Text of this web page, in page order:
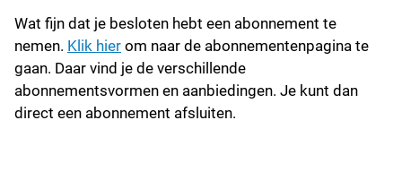
Wat fijn dat je besloten hebt een abonnement te
nemen. Klik hier om naar de abonnementenpagina te
gaan. Daar vind je de verschillende
abonnementsvormen en aanbiedingen. Je kunt dan
direct een abonnement afsluiten.